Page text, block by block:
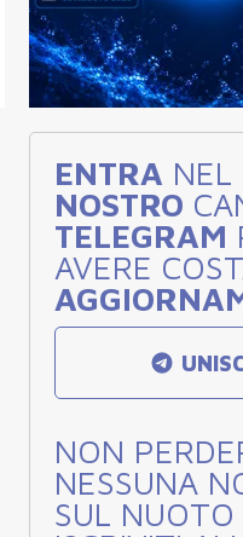
ENTRA NEL
NOSTRO
TELEGRAM
AVERE
NON
NESSUNA
SUL NUOTO